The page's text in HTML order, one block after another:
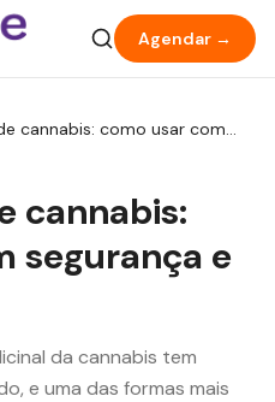
Agendar →
cannabis: como usar com
cannabis:
segurança e
da cannabis tem
e uma das formas mais